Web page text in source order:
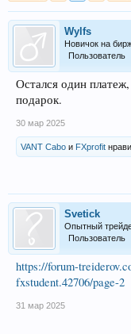
Wylfs
Новичок на
Пользователь
Остался один
подарок.
30 мар 2025
VANT Cabo и FXprofit
Svetick
Опытный
Пользователь
https://forum-
fxstudent.42706/page-2
31 мар 2025